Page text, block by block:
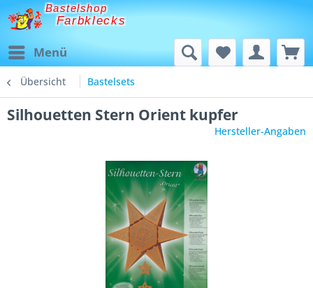
Bastelshop
Farbklecks
Menü
Übersicht Bastelsets
Silhouetten Stern Orient kupfer
Hersteller-Angaben